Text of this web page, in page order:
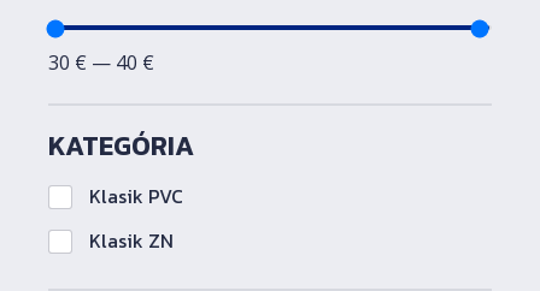
Minimálna cena
Maximálna cena
30 € — 40 €
KATEGÓRIA
Klasik PVC
Klasik ZN